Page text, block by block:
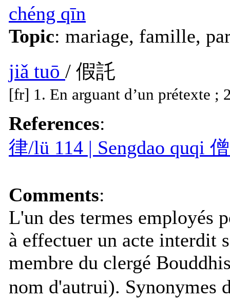
chéng qīn
Topic: mariage, famille,
jiǎ tuō / 假託
[fr] 1. En arguant d’un prétexte ;
References:
律/lü 114 | Sengdao quqi
Comments:
L'un des termes employés
à effectuer un acte interdit
membre du clergé
nom d'autrui). Synonymes